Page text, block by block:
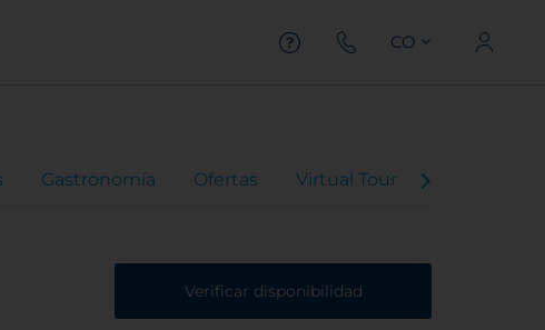
CO
Gastronomía Ofertas Virtual Tour
Verificar disponibilidad